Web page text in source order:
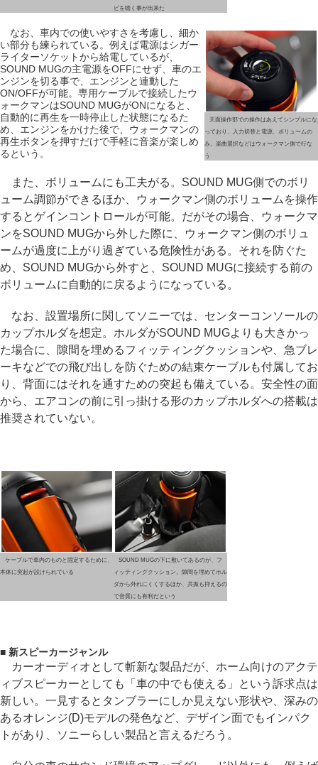
ビを聴く事が出来た
天面操作部での操作はあえてシンプルにな
っており、入力切替と電源、ボリュームの
み。楽曲選択などはウォークマン側で行な
う
なお、車内での使いやすさを考慮し、細か
い部分も練られている。例えば電源はシガー
ライターソケットから給電しているが、
SOUND MUGの主電源をOFFにせず、車のエ
ンジンを切る事で、エンジンと連動した
ON/OFFが可能。専用ケーブルで接続したウ
ォークマンはSOUND MUGがONになると、
自動的に再生を一時停止した状態になるた
め、エンジンをかけた後で、ウォークマンの
再生ボタンを押すだけで手軽に音楽が楽しめ
るという。
また、ボリュームにも工夫がる。SOUND MUG側でのボリ
ューム調節ができるほか、ウォークマン側のボリュームを操作
するとゲインコントロールが可能。だがその場合、ウォークマ
ンをSOUND MUGから外した際に、ウォークマン側のボリュ
ームが過度に上がり過ぎている危険性がある。それを防ぐた
め、SOUND MUGから外すと、SOUND MUGに接続する前の
ボリュームに自動的に戻るようになっている。
なお、設置場所に関してソニーでは、センターコンソールの
カップホルダを想定。ホルダがSOUND MUGよりも大きかっ
た場合に、隙間を埋めるフィッティングクッションや、急ブレ
ーキなどでの飛び出しを防ぐための結束ケーブルも付属してお
り、背面にはそれを通すための突起も備えている。安全性の面
から、エアコンの前に引っ掛ける形のカップホルダへの搭載は
推奨されていない。
ケーブルで車内のものと固定するために、
本体に突起が設けられている
SOUND MUGの下に敷いてあるのが、フ
ィッティングクッション。隙間を埋めてホル
ダから外れにくくするほか、共振も抑えるの
で音質にも有利だという
■ 新スピーカージャンル
カーオーディオとして斬新な製品だが、ホーム向けのアクテ
ィブスピーカーとしても「車の中でも使える」という訴求点は
新しい。一見するとタンブラーにしか見えない形状や、深みの
あるオレンジ(D)モデルの発色など、デザイン面でもインパク
トがあり、ソニーらしい製品と言えるだろう。